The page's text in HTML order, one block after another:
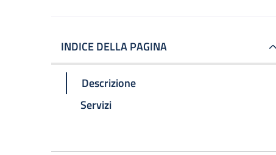
INDICE DELLA PAGINA
Descrizione
Servizi